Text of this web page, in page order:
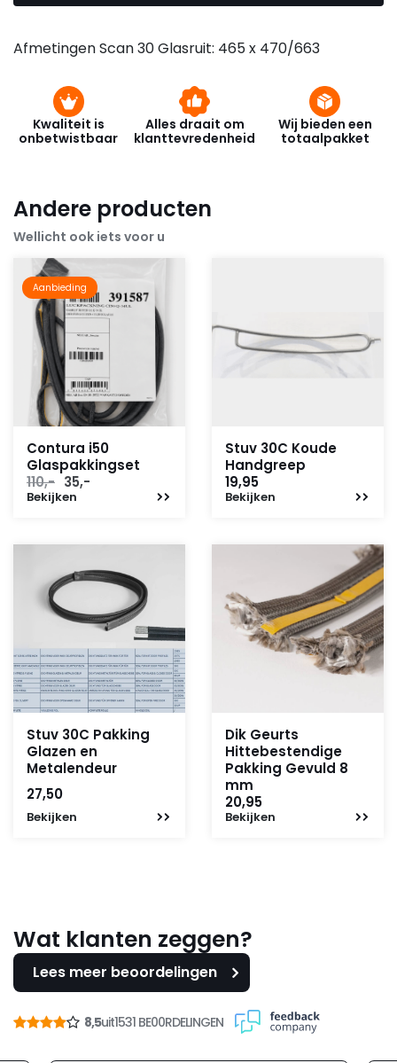
Afmetingen Scan 30 Glasruit: 465 x 470/663
Kwaliteit is
onbetwistbaar
Alles draait om
klanttevredenheid
Wij bieden een
totaalpakket
Andere producten
Wellicht ook iets voor u
Aanbieding
Contura i50
Glaspakkingset
110,- Oorspronkelijke
prijs
35,-
Bekijken
Stuv 30C Koude
Handgreep
19,95
Bekijken
Stuv 30C Pakking
Glazen en
Metalendeur
27,50
Bekijken
Dik Geurts
Hittebestendige
Pakking Gevuld 8
mm
20,95
Bekijken
Wat klanten zeggen?
Lees meer beoordelingen
8,5uit1531 BE00RDELINGEN